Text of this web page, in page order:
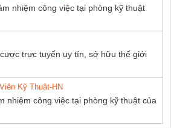
nhiệm công việc tại phòng kỹ thuật
trực tuyến uy tín, sở hữu thế giới
Kỹ Thuật-HN
nhiệm công việc tại phòng kỹ thuật của